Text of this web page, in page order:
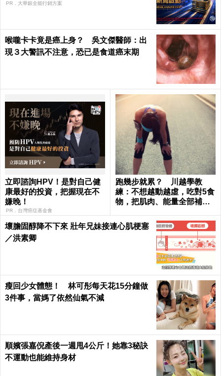
PR．大華銀全能行銷方案
喉嚨卡卡竟是癌上身？ 吳文傑醫師：出
現３大警訊不注意，恐已是食道癌末期
立即諮詢HPV！是對自己健
康最好的投資，把握現在不
嫌晚！
PR．台灣癌症基金會
跑幾步就累？ 川越學教
練：不想越動越虛，吃對5食
物，把肌肉、能量全部補回
壞膽固醇降不下來 壯年兄妹接連心肌梗塞
／洪素卿
瘦回少女體態！ 林可彤每天花15分鐘做
3件事，當媽了依然仙氣不減
順嬪張嘉倪產後一週甩4公斤！她靠3秘訣
不運動也能維持身材